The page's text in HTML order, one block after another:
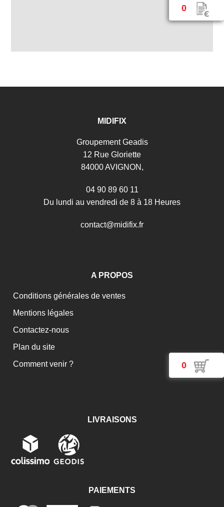
0
0
MIDIFIX
Groupement Geadis
12 Rue Gloriette
84000 AVIGNON,
04 90 89 60 11
Du lundi au vendredi de 8 à 18 Heures
contact@midifix.fr
A PROPOS
Conditions générales de ventes
Mentions légales
Contactez-nous
Plan du site
Comment venir ?
LIVRAISONS
PAIEMENTS